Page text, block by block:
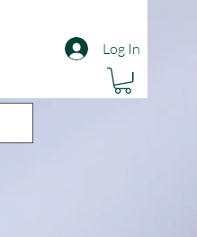
Log In